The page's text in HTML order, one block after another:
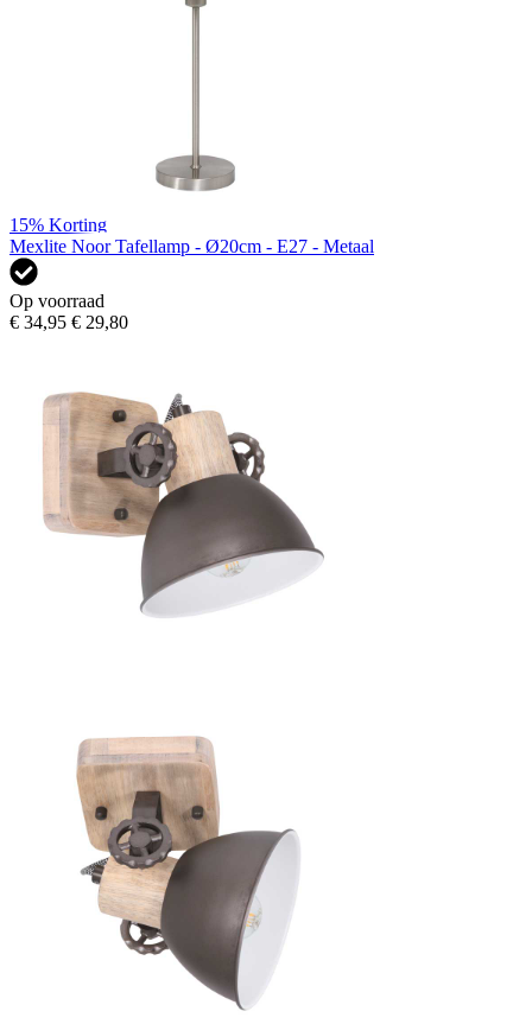
15% Korting
Mexlite Noor Tafellamp - Ø20cm - E27 - Metaal
Op voorraad
€ 34,95 € 29,80